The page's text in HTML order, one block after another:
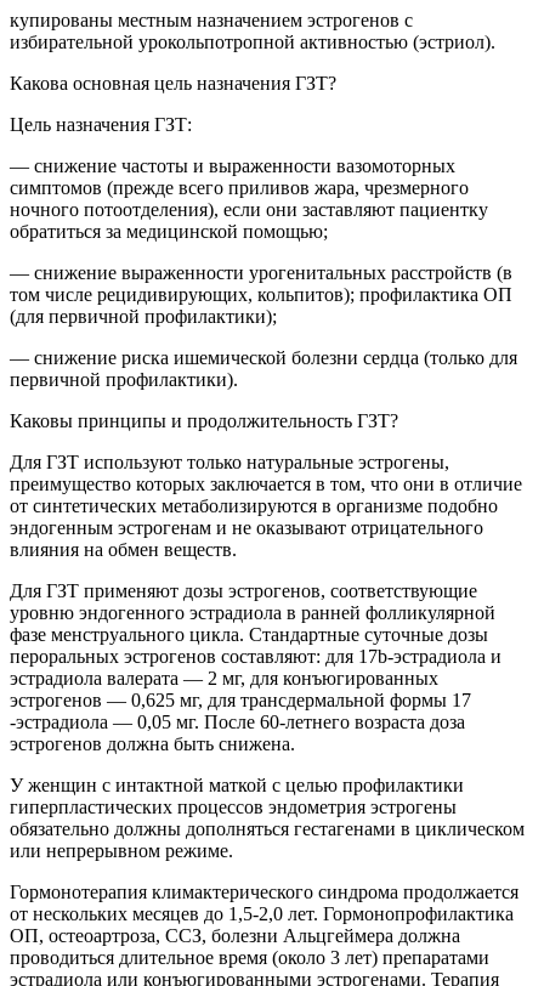
купированы местным назначением эстрогенов с
избирательной урокольпотропной активностью (эстриол).
Какова основная цель назначения ГЗТ?
Цель назначения ГЗТ:
— снижение частоты и выраженности вазомоторных
симптомов (прежде всего приливов жара, чрезмерного
ночного потоотделения), если они заставляют пациентку
обратиться за медицинской помощью;
— снижение выраженности урогенитальных расстройств (в
том числе рецидивирующих, кольпитов); профилактика ОП
(для первичной профилактики);
— снижение риска ишемической болезни сердца (только для
первичной профилактики).
Каковы принципы и продолжительность ГЗТ?
Для ГЗТ используют только натуральные эстрогены,
преимущество которых заключается в том, что они в отличие
от синтетических метаболизируются в организме подобно
эндогенным эстрогенам и не оказывают отрицательного
влияния на обмен веществ.
Для ГЗТ применяют дозы эстрогенов, соответствующие
уровню эндогенного эстрадиола в ранней фолликулярной
фазе менструального цикла. Стандартные суточные дозы
пероральных эстрогенов составляют: для 17b-эстрадиола и
эстрадиола валерата — 2 мг, для конъюгированных
эстрогенов — 0,625 мг, для трансдермальной формы 17
-эстрадиола — 0,05 мг. После 60-летнего возраста доза
эстрогенов должна быть снижена.
У женщин с интактной маткой с целью профилактики
гиперпластических процессов эндометрия эстрогены
обязательно должны дополняться гестагенами в циклическом
или непрерывном режиме.
Гормонотерапия климактерического синдрома продолжается
от нескольких месяцев до 1,5-2,0 лет. Гормонопрофилактика
ОП, остеоартроза, ССЗ, болезни Альцгеймера должна
проводиться длительное время (около 3 лет) препаратами
эстрадиола или конъюгированными эстрогенами. Терапия